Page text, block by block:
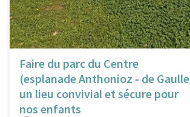
Faire du parc du Centre
(esplanade Anthonioz - de
un lieu convivial et sécure pour
nos enfants